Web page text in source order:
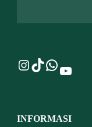
Instagram
TikTok
INFORMASI